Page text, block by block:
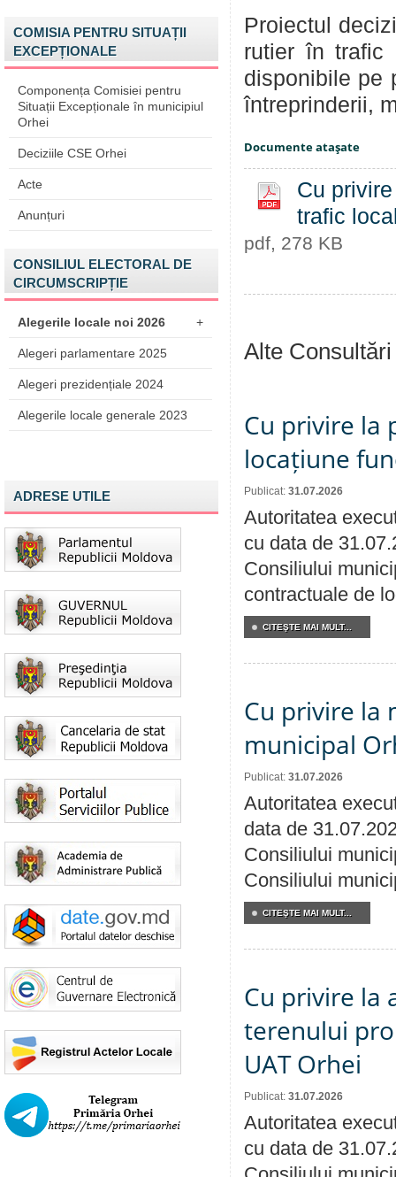
COMISIA PENTRU SITUAȚII
EXCEPȚIONALE
Componența Comisiei pentru
Situații Excepționale în municipiul
Orhei
Deciziile CSE Orhei
Acte
Anunțuri
CONSILIUL ELECTORAL DE
CIRCUMSCRIPȚIE
Alegerile locale noi 2026 +
Alegeri parlamentare 2025
Alegeri prezidențiale 2024
Alegerile locale generale 2023
ADRESE UTILE
Proiectul
rutier în trafic
disponibile pe
întreprinderii,
Documente ataşate
Cu
trafic
pdf, 278 KB
Alte
Cu privire la
locațiune
Publicat: 31.07.2026
Autoritatea
cu data de
Consiliului
contractuale de
CITEŞTE MAI MULT...
Cu privire la
municipal
Publicat: 31.07.2026
Autoritatea
data de
Consiliului
Consiliului
CITEŞTE MAI MULT...
Cu privire la
terenului
UAT Orhei
Publicat: 31.07.2026
Autoritatea
cu data de